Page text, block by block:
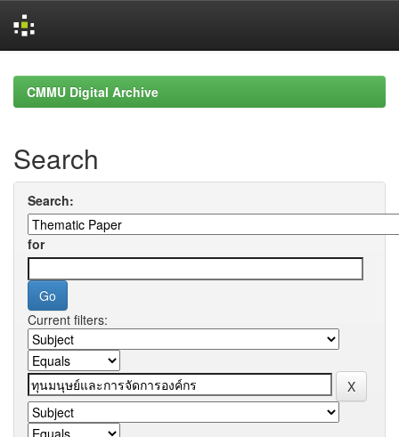
navigationCMMU Digital Archive
Search
Search:
for
Current filters: